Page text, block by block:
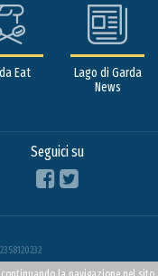
Eat
Lago di Garda
News
Seguici su